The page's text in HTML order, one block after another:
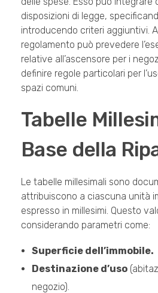
disposizioni di legge,
introducendo criteri aggiuntivi.
regolamento può prevedere
relative all’ascensore per i
definire regole particolari per
spazi comuni.
Tabelle
Base della
Le tabelle millesimali sono
attribuiscono a ciascuna unità
espresso in millesimi. Questo
considerando parametri come:
Superficie dell’immobile.
Destinazione d’uso
negozio).